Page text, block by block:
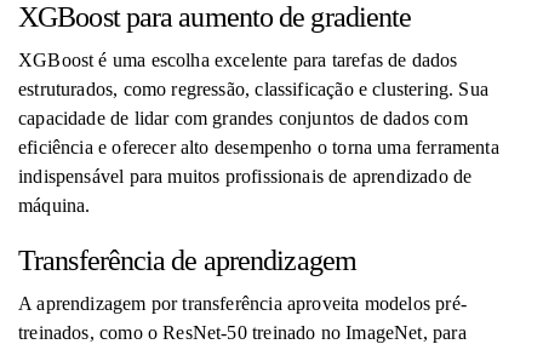
XGBoost para aumento de gradiente
XGBoost é uma escolha excelente para tarefas de dados
estruturados, como regressão, classificação e clustering. Sua
capacidade de lidar com grandes conjuntos de dados com
eficiência e oferecer alto desempenho o torna uma ferramenta
indispensável para muitos profissionais de aprendizado de
máquina.
Transferência de aprendizagem
A aprendizagem por transferência aproveita modelos pré-
treinados, como o ResNet-50 treinado no ImageNet, para